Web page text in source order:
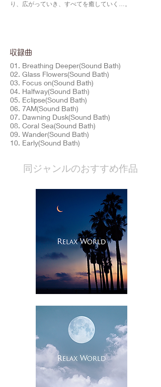
り、広がっていき、すべてを癒していく…。
​収録曲
01. Breathing Deeper(Sound Bath)
02. Glass Flowers(Sound Bath)
03. Focus on(Sound Bath)
04. Halfway(Sound Bath)
05. Eclipse(Sound Bath)
06. 7AM(Sound Bath)
07. Dawning Dusk(Sound Bath)
08. Coral Sea(Sound Bath)
09. Wander(Sound Bath)
10. Early(Sound Bath)
​同ジャンルのおすすめ作品